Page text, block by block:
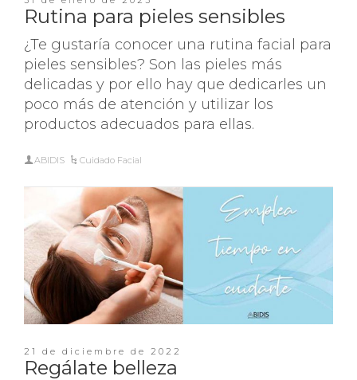
Rutina para pieles sensibles
¿Te gustaría conocer una rutina facial para
pieles sensibles? Son las pieles más
delicadas y por ello hay que dedicarles un
poco más de atención y utilizar los
productos adecuados para ellas.
ABIDIS Cuidado Facial
21 de diciembre de 2022
Regálate belleza